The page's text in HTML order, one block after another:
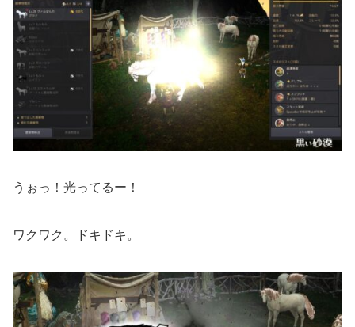
うぉっ！光ってるー！
ワクワク。ドキドキ。